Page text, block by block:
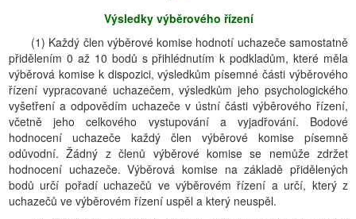
Výsledky výběrového řízení
(1) Každý člen výběrové komise hodnotí uchazeče samostatně
přidělením 0 až 10 bodů s přihlédnutím k podkladům, které měla
výběrová komise k dispozici, výsledkům písemné části výběrového
řízení vypracované uchazečem, výsledkům jeho psychologického
vyšetření a odpovědím uchazeče v ústní části výběrového řízení,
včetně jeho celkového vystupování a vyjadřování. Bodové
hodnocení uchazeče každý člen výběrové komise písemně
odůvodní. Žádný z členů výběrové komise se nemůže zdržet
hodnocení uchazeče. Výběrová komise na základě přidělených
bodů určí pořadí uchazečů ve výběrovém řízení a určí, který z
uchazečů ve výběrovém řízení uspěl a který neuspěl.